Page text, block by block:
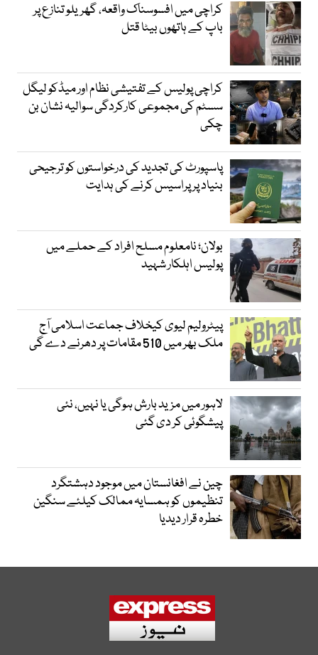
کراچی میں افسوسناک واقعہ، گھریلو تنازع پر
باپ کے ہاتھوں بیٹا قتل
کراچی پولیس کے تفتیشی نظام اور میڈکو لیگل
سسٹم کی مجموعی کارکردگی سوالیہ نشان بن
چکی
پاسپورٹ کی تجدید کی درخواستوں کو ترجیحی
بنیاد پر پراسیس کرنے کی ہدایت
بولان؛ نامعلوم مسلح افراد کے حملے میں
پولیس اہلکار شہید
پیٹرولیم لیوی کیخلاف جماعت اسلامی آج
ملک بھر میں 510 مقامات پر دھرنے دے گی
لاہور میں مزید بارش ہوگی یا نہیں، نئی
پیشگوئی کر دی گئی
چین نے افغانستان میں موجود دہشتگرد
تنظیموں کو ہمسایہ ممالک کیلئے سنگین
خطرہ قرار دیدیا